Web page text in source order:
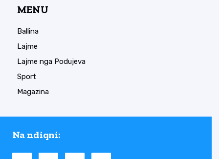
MENU
Ballina
Lajme
Lajme nga Podujeva
Sport
Magazina
Na ndiqni: